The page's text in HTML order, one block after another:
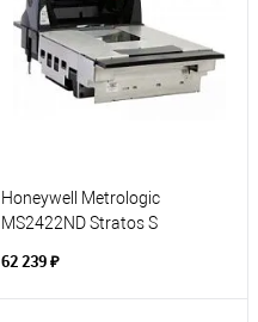
Honeywell Metrologic
MS2422ND Stratos S
62 239 ₽